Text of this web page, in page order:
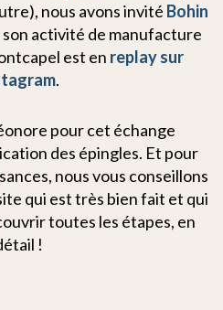
nous avons invité Bohin
activité de manufacture
est en replay sur
.
pour cet échange
des épingles. Et pour
nous vous conseillons
qui est très bien fait et qui
toutes les étapes, en
!